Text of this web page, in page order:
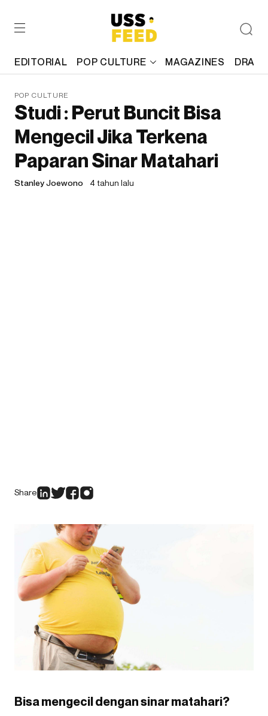
EDITORIAL POP CULTURE MAGAZINES
POP CULTURE
Studi : Perut Buncit Bisa
Mengecil Jika Terkena
Paparan Sinar Matahari
Stanley Joewono 4 tahun lalu
Share
Bisa mengecil dengan sinar matahari?